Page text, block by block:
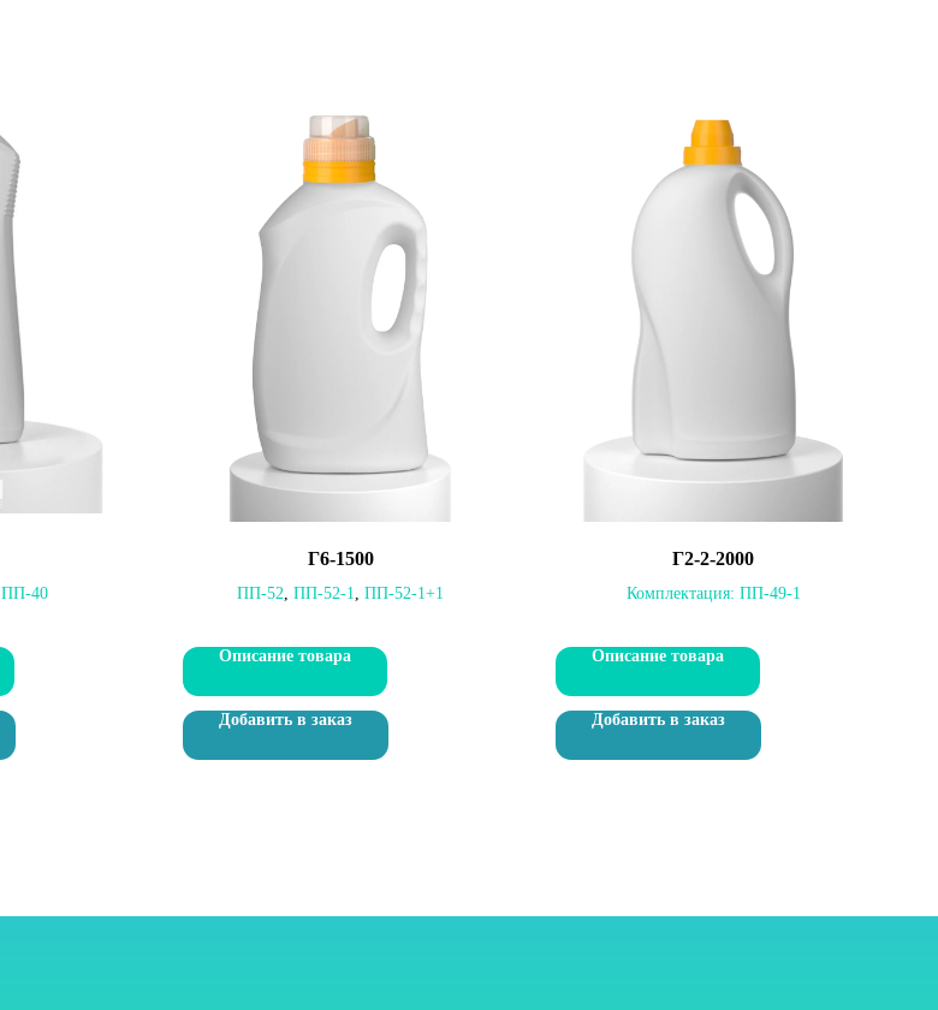
ПП-40
Г6-1500
ПП-52 ПП-52-1 ПП-52-1+1
Описание товара
Добавить в заказ
Г2-2-2000
Комплектация: ПП-49-1
Описание товара
Добавить в заказ